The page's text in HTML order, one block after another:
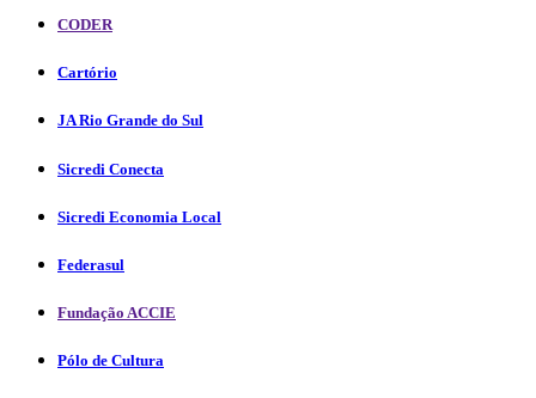
CODER
Cartório
JA Rio Grande do Sul
Sicredi Conecta
Sicredi Economia Local
Federasul
Fundação ACCIE
Pólo de Cultura